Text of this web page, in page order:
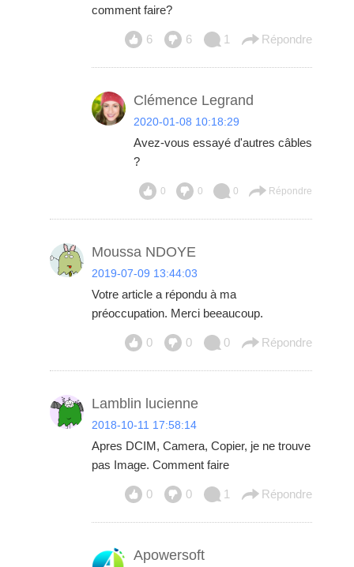
comment faire?
6 6 1 Répondre
Clémence Legrand
2020-01-08 10:18:29
Avez-vous essayé d'autres câbles
?
0 0 0 Répondre
Moussa NDOYE
2019-07-09 13:44:03
Votre article a répondu à ma
préoccupation. Merci beeaucoup.
0 0 0 Répondre
Lamblin lucienne
2018-10-11 17:58:14
Apres DCIM, Camera, Copier, je ne trouve
pas Image. Comment faire
0 0 1 Répondre
Apowersoft